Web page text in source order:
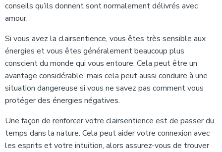
conseils qu’ils donnent sont normalement délivrés avec
amour.
Si vous avez la clairsentience, vous êtes très sensible aux
énergies et vous êtes généralement beaucoup plus
conscient du monde qui vous entoure. Cela peut être un
avantage considérable, mais cela peut aussi conduire à une
situation dangereuse si vous ne savez pas comment vous
protéger des énergies négatives.
Une façon de renforcer votre clairsentience est de passer du
temps dans la nature. Cela peut aider votre connexion avec
les esprits et votre intuition, alors assurez-vous de trouver